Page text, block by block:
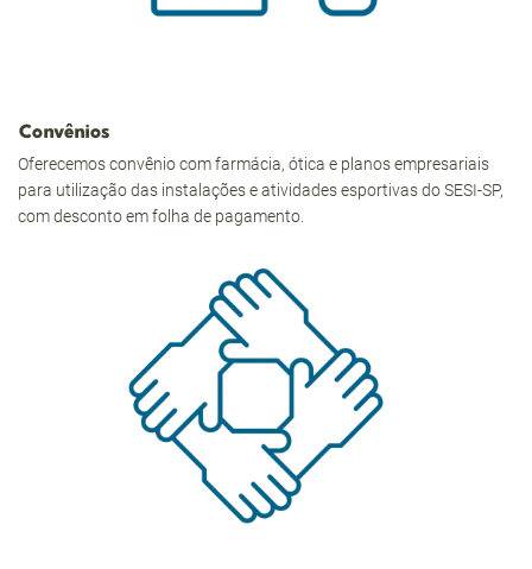
Convênios
Oferecemos convênio com farmácia, ótica e planos empresariais
para utilização das instalações e atividades esportivas do SESI-SP,
com desconto em folha de pagamento.